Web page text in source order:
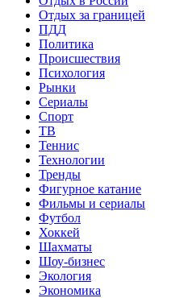
Отдых за границей
ПДД
Политика
Происшествия
Психология
Рынки
Сериалы
Спорт
ТВ
Теннис
Технологии
Тренды
Фигурное катание
Фильмы и сериалы
Футбол
Хоккей
Шахматы
Шоу-бизнес
Экология
Экономика